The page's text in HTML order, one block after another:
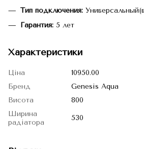
Тип подключения:
Гарантия: 5 лет
Характеристики
Ціна
10950.00
Бренд
Genesis Aqua
Висота
800
Ширина
радіатора
530